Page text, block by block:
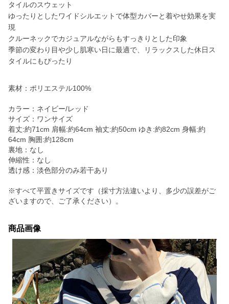
タイルのスウェット
ゆったりとしたワイドシルエットで体型カバーと着やせ効果を実
現
クルーネックでカジュアルながらもすっきりとした印象
季節の変わり目や少し肌寒い日に最適で、リラックスした休日ス
タイルにもぴったり
素材：ポリエステル100%
カラー：ネイビー/レッド
サイズ：ワンサイズ
着丈:約71cm 肩幅:約64cm 袖丈:約50cm ゆき:約82cm 身幅:約
64cm 胸囲:約128cm
裏地：なし
伸縮性：なし
透け感：淡色部分のみ若干あり
※すべて平置きサイズです（採寸方法違いより、多少の誤差がご
ざいますので、ご了承ください）。
商品画像